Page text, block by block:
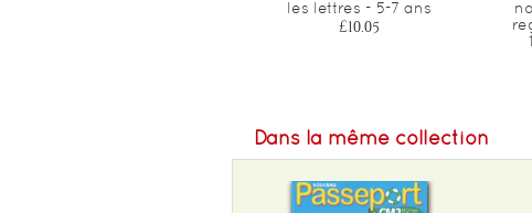
les lettres - 5-7 ans
£10.05
Dans la même collection